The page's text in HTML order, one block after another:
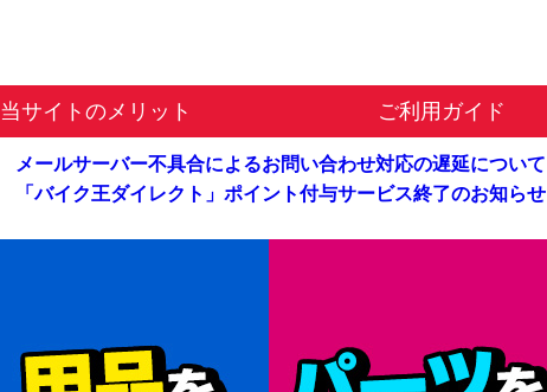
当サイトのメリット ご利用ガイド
メールサーバー不具合によるお問い合わせ対応の遅延について
「バイク王ダイレクト」 ポイント付与サービス終了のお知らせ